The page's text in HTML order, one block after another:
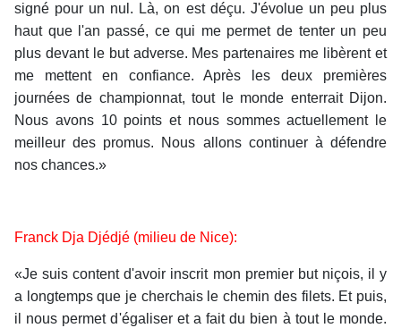
signé pour un nul. Là, on est déçu. J'évolue un peu plus
haut que l'an passé, ce qui me permet de tenter un peu
plus devant le but adverse. Mes partenaires me libèrent et
me mettent en confiance. Après les deux premières
journées de championnat, tout le monde enterrait Dijon.
Nous avons 10 points et nous sommes actuellement le
meilleur des promus. Nous allons continuer à défendre
nos chances.»
Franck Dja Djédjé (milieu de Nice):
«Je suis content d'avoir inscrit mon premier but niçois, il y
a longtemps que je cherchais le chemin des filets. Et puis,
il nous permet d'égaliser et a fait du bien à tout le monde.